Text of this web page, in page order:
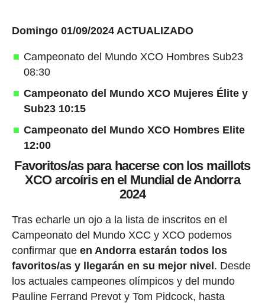
Domingo 01/09/2024 ACTUALIZADO
Campeonato del Mundo XCO Hombres Sub23
08:30
Campeonato del Mundo XCO Mujeres Élite y
Sub23 10:15
Campeonato del Mundo XCO Hombres Elite
12:00
Favoritos/as para hacerse con los maillots
XCO arcoíris en el Mundial de Andorra
2024
Tras echarle un ojo a la lista de inscritos en el
Campeonato del Mundo XCC y XCO podemos
confirmar que en Andorra estarán todos los
favoritos/as y llegarán en su mejor nivel. Desde
los actuales campeones olímpicos y del mundo
Pauline Ferrand Prevot y Tom Pidcock, hasta